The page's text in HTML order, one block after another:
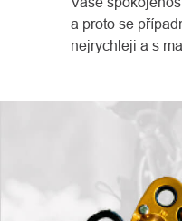
a proto se
nejrychleji a s